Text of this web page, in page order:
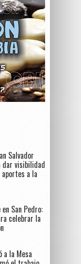
Salvador
dar visibilidad
a la
San Pedro:
celebrar la
a la Mesa